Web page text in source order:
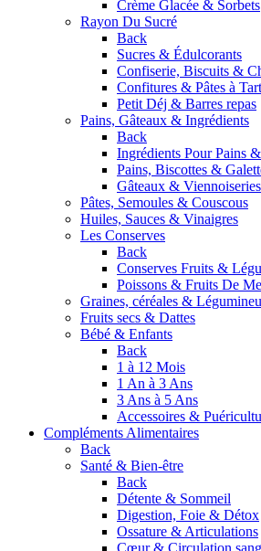
Crème Glacée & Sorbets
Rayon Du Sucré
Back
Sucres & Édulcorants
Confiserie, Biscuits &
Confitures & Pâtes à
Petit Déj & Barres repas
Pains, Gâteaux & Ingrédients
Back
Ingrédients Pour Pains
Pains, Biscottes &
Gâteaux & Viennoiseries
Pâtes, Semoules & Couscous
Huiles, Sauces & Vinaigres
Les Conserves
Back
Conserves Fruits &
Poissons & Fruits De
Graines, céréales &
Fruits secs & Dattes
Bébé & Enfants
Back
1 à 12 Mois
1 An à 3 Ans
3 Ans à 5 Ans
Accessoires &
Compléments Alimentaires
Back
Santé & Bien-être
Back
Détente & Sommeil
Digestion, Foie & Détox
Ossature & Articulations
Cœur & Circulation